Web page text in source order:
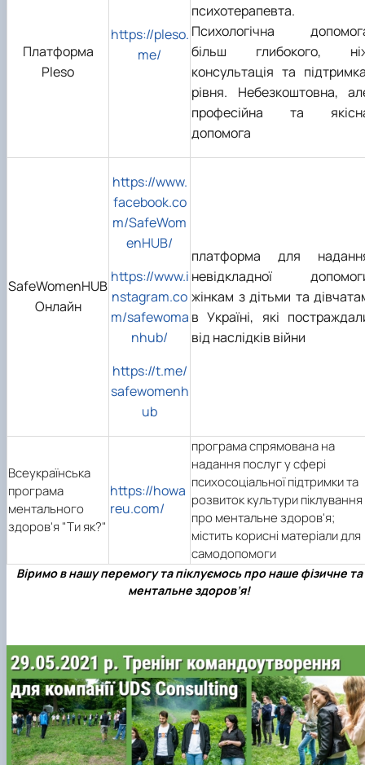
Платформа
Pleso
https://pleso.
me/
психотерапевта.
Психологічна
більш глибокого,
консультація та
рівня. Небезкоштовна,
професійна та
допомога
SafeWomenHUB
Онлайн
https://www.
facebook.co
m/SafeWom
enHUB/
https://www.i
nstagram.co
m/safewoma
nhub/
https://t.me/
safewomenh
ub
платформа для
невідкладної
жінкам з дітьми та
в Україні, які
від наслідків війни
Всеукраїнська
програма
ментального
здоров'я "Ти як?"
https://howa
reu.com/
програма спрямована на
надання послуг у сфері
психосоціальної підтримки та
розвиток культури піклування
про ментальне здоров'я;
містить корисні матеріали для
самодопомоги
Віримо в нашу перемогу та піклуємось про наше фізичне та
ментальне здоров’я!